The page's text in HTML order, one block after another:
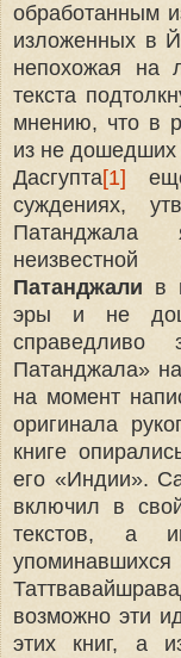
обработанным
изложенных в
непохожая на
текста
мнению, что в
из не дошедших
Дасгупта[1]
суждениях,
Патанджала
Патанджали в
эры и не
справедливо
Патанджала»
на момент
оригинала
книге
его «Индии».
включил в
текстов, а
возможно эти
этих книг, а